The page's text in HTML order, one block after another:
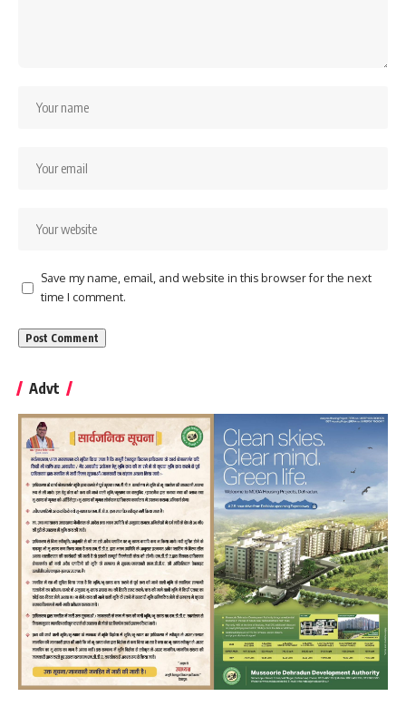
Save my name, email, and website in this browser for the next
time I comment.
Advt